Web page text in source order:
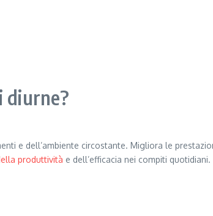
diurne?
e dell’ambiente circostante. Migliora le
produttività e dell’efficacia nei compiti quotidiani.